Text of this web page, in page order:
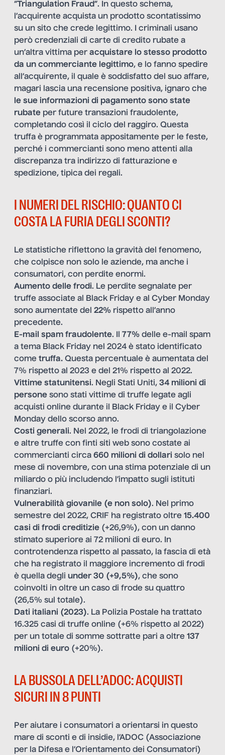
“Triangulation Fraud”. In questo schema,
l’acquirente acquista un prodotto scontatissimo
su un sito che crede legittimo. I criminali usano
però credenziali di carte di credito rubate a
un’altra vittima per acquistare lo stesso prodotto
da un commerciante legittimo, e lo fanno spedire
all’acquirente, il quale è soddisfatto del suo affare,
magari lascia una recensione positiva, ignaro che
le sue informazioni di pagamento sono state
rubate per future transazioni fraudolente,
completando così il ciclo del raggiro. Questa
truffa è programmata appositamente per le feste,
perché i commercianti sono meno attenti alla
discrepanza tra indirizzo di fatturazione e
spedizione, tipica dei regali.
I NUMERI DEL RISCHIO: QUANTO CI
COSTA LA FURIA DEGLI SCONTI?
Le statistiche riflettono la gravità del fenomeno,
che colpisce non solo le aziende, ma anche i
consumatori, con perdite enormi.
Aumento delle frodi. Le perdite segnalate per
truffe associate al Black Friday e al Cyber Monday
sono aumentate del 22% rispetto all’anno
precedente.
E-mail spam fraudolente. Il 77% delle e-mail spam
a tema Black Friday nel 2024 è stato identificato
come truffa. Questa percentuale è aumentata del
7% rispetto al 2023 e del 21% rispetto al 2022.
Vittime statunitensi. Negli Stati Uniti, 34 milioni di
persone sono stati vittime di truffe legate agli
acquisti online durante il Black Friday e il Cyber
Monday dello scorso anno.
Costi generali. Nel 2022, le frodi di triangolazione
e altre truffe con finti siti web sono costate ai
commercianti circa 660 milioni di dollari solo nel
mese di novembre, con una stima potenziale di un
miliardo o più includendo l’impatto sugli istituti
finanziari.
Vulnerabilità giovanile (e non solo). Nel primo
semestre del 2022, CRIF ha registrato oltre 15.400
casi di frodi creditizie (+26,9%), con un danno
stimato superiore ai 72 milioni di euro. In
controtendenza rispetto al passato, la fascia di età
che ha registrato il maggiore incremento di frodi
è quella degli under 30 (+9,5%), che sono
coinvolti in oltre un caso di frode su quattro
(26,5% sul totale).
Dati italiani (2023). La Polizia Postale ha trattato
16.325 casi di truffe online (+6% rispetto al 2022)
per un totale di somme sottratte pari a oltre 137
milioni di euro (+20%).
LA BUSSOLA DELL’ADOC: ACQUISTI
SICURI IN 8 PUNTI
Per aiutare i consumatori a orientarsi in questo
mare di sconti e di insidie, l’ADOC (Associazione
per la Difesa e l’Orientamento dei Consumatori)